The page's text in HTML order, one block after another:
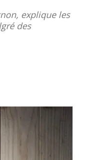
explique les
des